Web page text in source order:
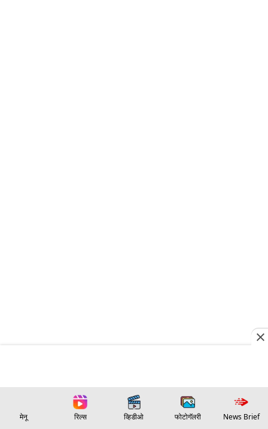
मेनू रिल्स व्हिडीओ फोटोगॅलरी News Brief